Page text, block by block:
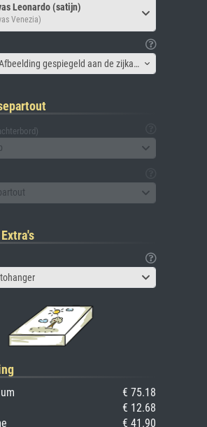
Leonardo (satijn)
Venezia)
Canvas lijst - Afbeelding gespiegeld aan de zijkant
€ 75.18
€ 12.68
€ 41.90